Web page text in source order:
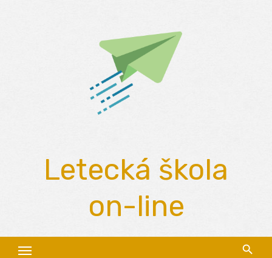
Letecká škola
on-line